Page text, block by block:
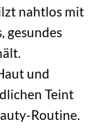
nahtlos mit
gesundes
und
Teint
Routine.